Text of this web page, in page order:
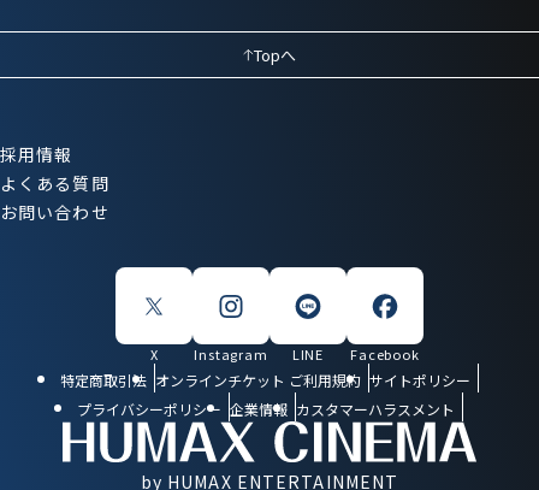
Topへ
採用情報
よくある質問
お問い合わせ
X Instagram LINE Facebook
特定商取引法 オンラインチケット ご利用規約 サイトポリシー
プライバシーポリシー 企業情報 カスタマーハラスメント
by HUMAX ENTERTAINMENT